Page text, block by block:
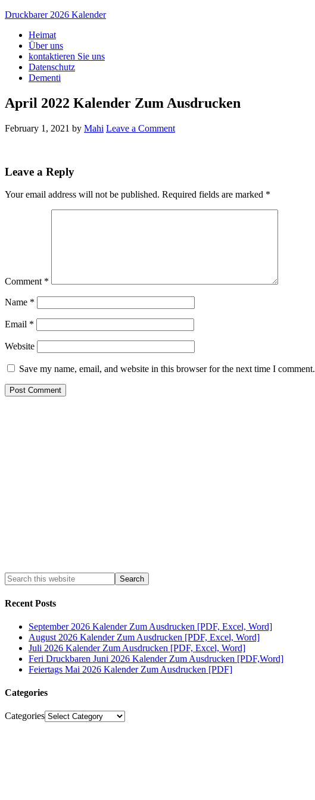
Druckbarer 2026 Kalender
Heimat
Über uns
kontaktieren Sie uns
Datenschutz
Dementi
April 2022 Kalender Zum Ausdrucken
February 1, 2021 by Mahi Leave a Comment
Leave a Reply
Your email address will not be published. Required fields are marked *
Comment *
Name *
Email *
Website
Save my name, email, and website in this browser for the next time I comment.
Recent Posts
September 2026 Kalender Zum Ausdrucken [PDF, Excel, Word]
August 2026 Kalender Zum Ausdrucken [PDF, Excel, Word]
Juli 2026 Kalender Zum Ausdrucken [PDF, Excel, Word]
Feri Druckbaren Juni 2026 Kalender Zum Ausdrucken [PDF,Word]
Feiertags Mai 2026 Kalender Zum Ausdrucken [PDF]
Categories
Categories